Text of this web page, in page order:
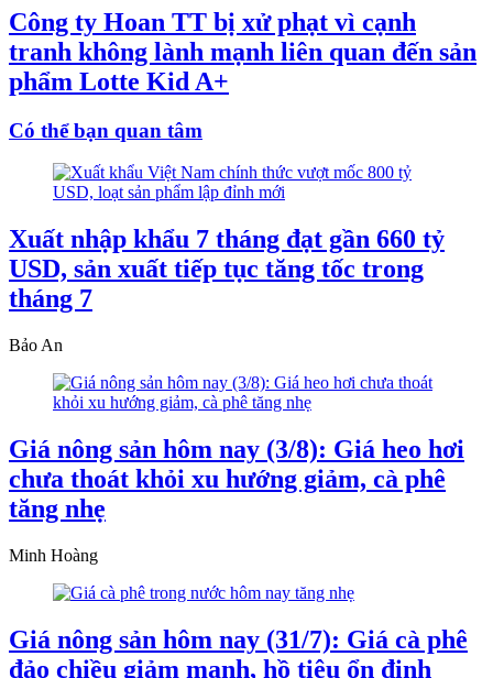
Công ty Hoan TT bị xử phạt vì cạnh
tranh không lành mạnh liên quan đến sản
phẩm Lotte Kid A+
Có thể bạn quan tâm
Xuất nhập khẩu 7 tháng đạt gần 660 tỷ
USD, sản xuất tiếp tục tăng tốc trong
tháng 7
Bảo An
Giá nông sản hôm nay (3/8): Giá heo hơi
chưa thoát khỏi xu hướng giảm, cà phê
tăng nhẹ
Minh Hoàng
Giá nông sản hôm nay (31/7): Giá cà phê
đảo chiều giảm mạnh, hồ tiêu ổn định